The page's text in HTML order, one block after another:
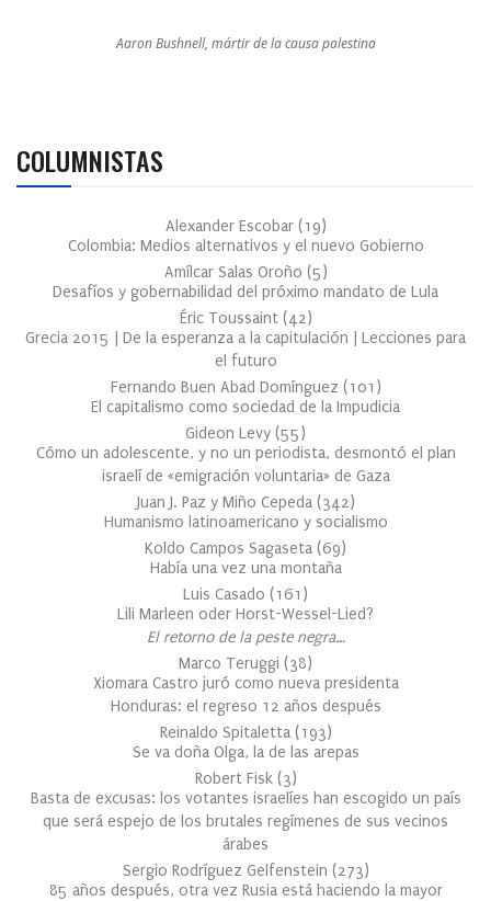
Aaron Bushnell, mártir de la causa palestina
COLUMNISTAS
Alexander Escobar (19)
Colombia: Medios alternativos y el nuevo Gobierno
Amílcar Salas Oroño (5)
Desafíos y gobernabilidad del próximo mandato de Lula
Éric Toussaint (42)
Grecia 2015 | De la esperanza a la capitulación | Lecciones para
el futuro
Fernando Buen Abad Domínguez (101 )
El capitalismo como sociedad de la Impudicia
Gideon Levy (55)
Cómo un adolescente, y no un periodista, desmontó el plan
israelí de «emigración voluntaria» de Gaza
Juan J. Paz y Miño Cepeda (342)
Humanismo latinoamericano y socialismo
Koldo Campos Sagaseta (69)
Había una vez una montaña
Luis Casado (161 )
Lili Marleen oder Horst-Wessel-Lied?
El retorno de la peste negra…
Marco Teruggi (38)
Xiomara Castro juró como nueva presidenta
Honduras: el regreso 12 años después
Reinaldo Spitaletta (193)
Se va doña Olga, la de las arepas
Robert Fisk (3)
Basta de excusas: los votantes israelíes han escogido un país
que será espejo de los brutales regímenes de sus vecinos
árabes
Sergio Rodríguez Gelfenstein (273)
85 años después, otra vez Rusia está haciendo la mayor